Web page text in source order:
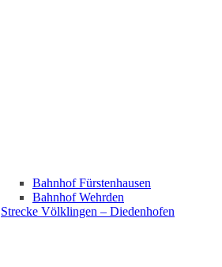
Bahnhof Fürstenhausen
Bahnhof Wehrden
Strecke Völklingen – Diedenhofen